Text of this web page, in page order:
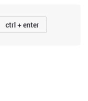
ctrl + enter